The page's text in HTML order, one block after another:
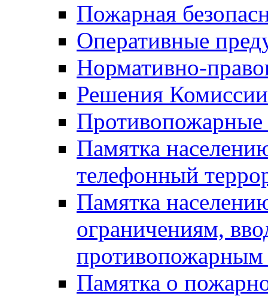
Пожарная
Оперативные
Нормативно-
Решения
Противопожарные
Памятка
телефонный
Памятка
ограничениям,
Памятка о